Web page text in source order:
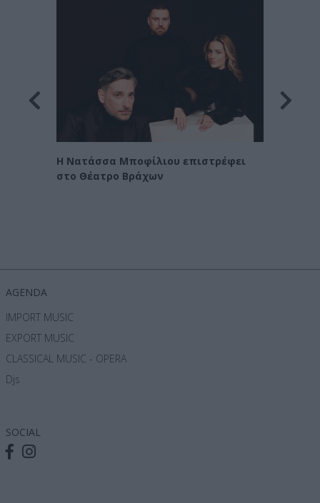
Η Νατάσσα Μποφίλιου επιστρέφει
στο Θέατρο Βράχων
AGENDA
IMPORT MUSIC
EXPORT MUSIC
CLASSICAL MUSIC - OPERA
Djs
SOCIAL